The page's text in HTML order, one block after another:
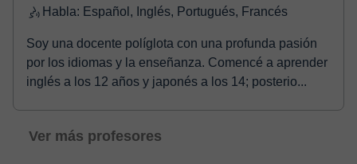
Habla: Español, Inglés, Portugués, Francés
Soy una docente políglota con una profunda pasión
por los idiomas y la enseñanza. Comencé a aprender
inglés a los 12 años y japonés a los 14; posterio...
Ver más profesores